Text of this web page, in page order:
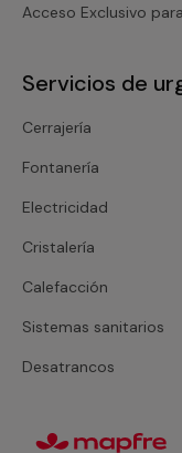
Acceso Exclusivo
Servicios de
Cerrajería
Fontanería
Electricidad
Cristalería
Calefacción
Sistemas sanitarios
Desatrancos